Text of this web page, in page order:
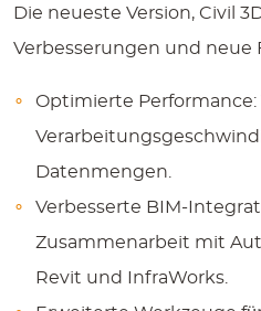
Die neueste Version, Civil
Verbesserungen und neue
Optimierte Performance
Datenmengen.
Verbesserte BIM-
Zusammenarbeit mit
Revit und InfraWorks.